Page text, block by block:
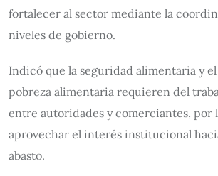
fortalecer al sector mediante la
niveles de gobierno.
Indicó que la seguridad alimentaria y el
pobreza alimentaria requieren del
entre autoridades y comerciantes, por
aprovechar el interés institucional
abasto.